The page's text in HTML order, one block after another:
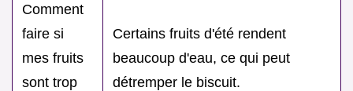
Comment
faire si
mes fruits
sont trop
Certains fruits d'été rendent
beaucoup d'eau, ce qui peut
détremper le biscuit.